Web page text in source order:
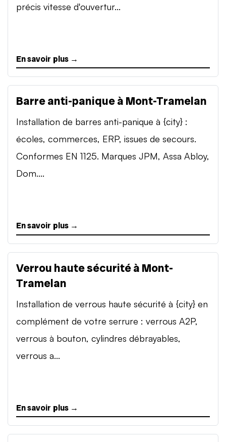
précis vitesse d'ouvertur...
En savoir plus →
Barre anti-panique à Mont-Tramelan
Installation de barres anti-panique à {city} :
écoles, commerces, ERP, issues de secours.
Conformes EN 1125. Marques JPM, Assa Abloy,
Dom....
En savoir plus →
Verrou haute sécurité à Mont-
Tramelan
Installation de verrous haute sécurité à {city} en
complément de votre serrure : verrous A2P,
verrous à bouton, cylindres débrayables,
verrous a...
En savoir plus →